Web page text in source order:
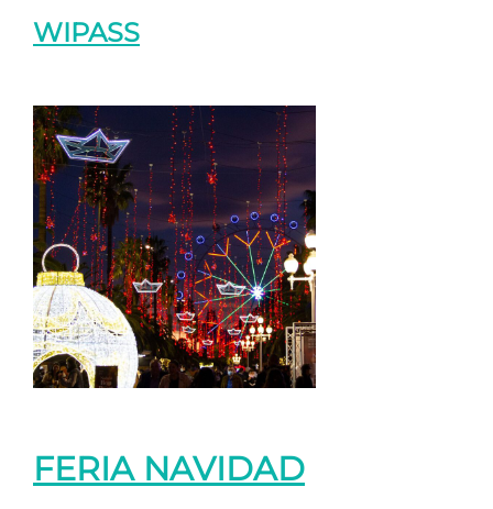
WIPASS
FERIA NAVIDAD